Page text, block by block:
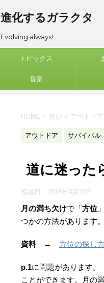
進化するガラクタ
Evolving always!
トピックス
音楽
HOME > 遊び > アウトドア
アウトドア サバイバル
道に迷った
投稿日： 2018年9月20日
月の満ち欠けで「方位
つかの方法があります
資料→ 方位の探し
p.1に問題があります
ことができます。月の